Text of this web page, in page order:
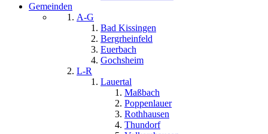
Gemeinden
A-G
Bad Kissingen
Bergrheinfeld
Euerbach
Gochsheim
L-R
Lauertal
Maßbach
Poppenlauer
Rothhausen
Thundorf